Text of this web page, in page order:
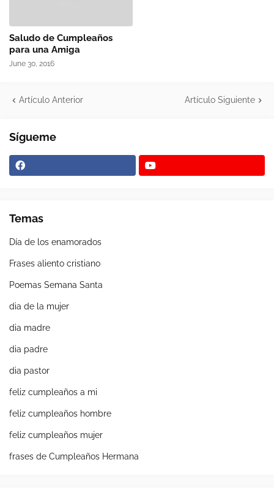
Saludo de Cumpleaños
para una Amiga
June 30, 2016
Artículo Anterior Artículo Siguiente
Sígueme
Temas
Día de los enamorados
Frases aliento cristiano
Poemas Semana Santa
dia de la mujer
dia madre
dia padre
dia pastor
feliz cumpleaños a mi
feliz cumpleaños hombre
feliz cumpleaños mujer
frases de Cumpleaños Hermana